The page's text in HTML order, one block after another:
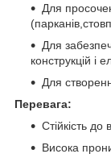
Для
Для
конструкцій і
Для
Перевага:
Стійкість до
Висока